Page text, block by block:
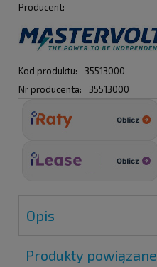
Producent:
Kod produktu:
35513000
Nr producenta:
35513000
Opis
Produkty powiązane